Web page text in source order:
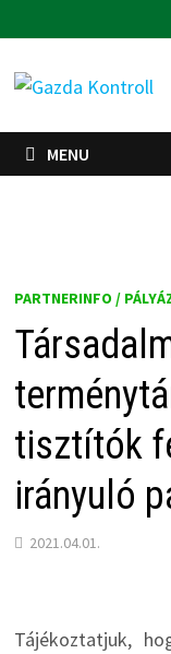
to
content
MENU
PARTNERINFO /
tisztítók
irányuló
2021.04.01.
Tájékoztatjuk,